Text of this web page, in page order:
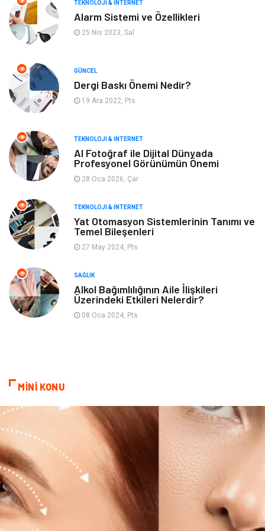
Mobilya
Plaka Tanıma Sistemleri Hediyelik Eşya
Tarım & Hayvancılık Moda
TEKNOLOJI & İNTERNET
Alarm Sistemi ve Özellikleri
25 Nis 2023, Sal
GÜNCEL
Dergi Baskı Önemi Nedir?
19 Ara 2022, Pts
TEKNOLOJI & İNTERNET
AI Fotoğraf ile Dijital Dünyada
Profesyonel Görünümün Önemi
28 Oca 2026, Çar
TEKNOLOJI & İNTERNET
Yat Otomasyon Sistemlerinin Tanımı ve
Temel Bileşenleri
27 May 2024, Pts
SAĞLIK
Alkol Bağımlılığının Aile İlişkileri
Üzerindeki Etkileri Nelerdir?
08 Oca 2024, Pts
MİNİ KONU